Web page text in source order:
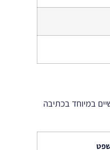
במיוחד בכתיבה